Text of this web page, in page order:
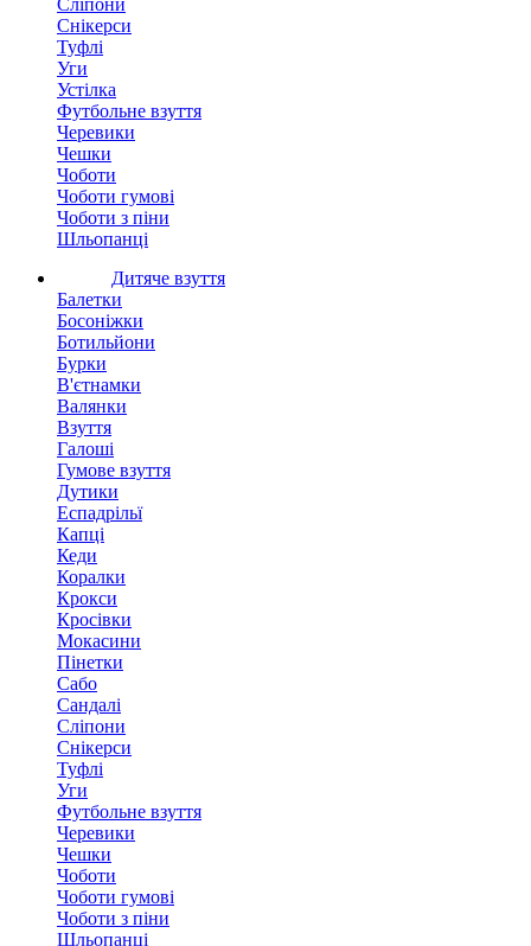
Сліпони
Снікерси
Туфлі
Уги
Устілка
Футбольне взуття
Черевики
Чешки
Чоботи
Чоботи гумові
Чоботи з піни
Шльопанці
Дитяче взуття
Балетки
Босоніжки
Ботильйони
Бурки
В'єтнамки
Валянки
Взуття
Галоші
Гумове взуття
Дутики
Еспадрільї
Капці
Кеди
Коралки
Крокси
Кросівки
Мокасини
Пінетки
Сабо
Сандалі
Сліпони
Снікерси
Туфлі
Уги
Футбольне взуття
Черевики
Чешки
Чоботи
Чоботи гумові
Чоботи з піни
Шльопанці